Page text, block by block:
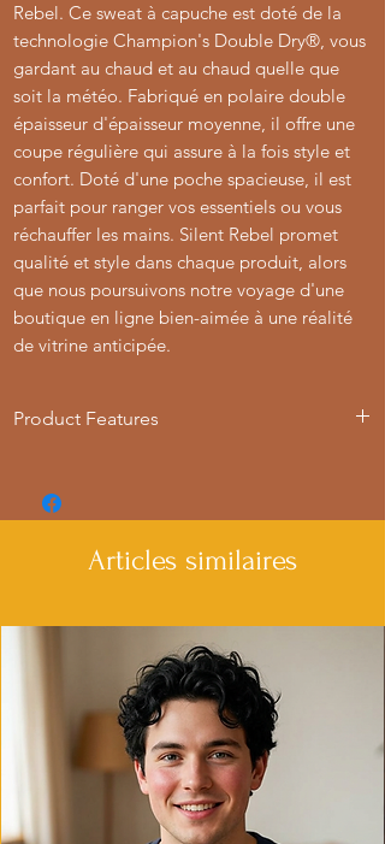
Rebel. Ce sweat à capuche est doté de la
technologie Champion's Double Dry®, vous
gardant au chaud et au chaud quelle que
soit la météo. Fabriqué en polaire double
épaisseur d'épaisseur moyenne, il offre une
coupe régulière qui assure à la fois style et
confort. Doté d'une poche spacieuse, il est
parfait pour ranger vos essentiels ou vous
réchauffer les mains. Silent Rebel promet
qualité et style dans chaque produit, alors
que nous poursuivons notre voyage d'une
boutique en ligne bien-aimée à une réalité
de vitrine anticipée.
Product Features
strength and smoothness
- Adjustable hood with drawstrings
- Spacious Kangaroo pouch pocket for
- Iconic 'C' logo on left sleeve
Care instructions
- Machine wash: cold (max 30C or 90F)
- Do not bleach
- Do not tumble dry
- Iron, steam or dry: low heat
Articles similaires